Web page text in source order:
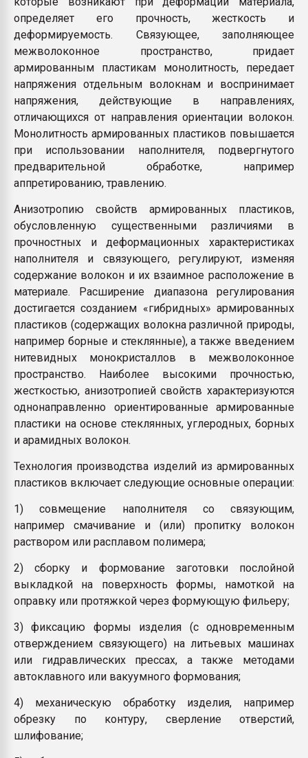
определяет его прочность, жесткость и
деформируемость. Связующее, заполняющее
межволоконное пространство, придает
армированным пластикам монолитность, передает
напряжения отдельным волокнам и воспринимает
напряжения, действующие в направлениях,
отличающихся от направления ориентации волокон.
Монолитность армированных пластиков повышается
при использовании наполнителя, подвергнутого
предварительной обработке, например
аппретированию, травлению.
Анизотропию свойств армированных пластиков,
обусловленную существенными различиями в
прочностных и деформационных характеристиках
наполнителя и связующего, регулируют, изменяя
содержание волокон и их взаимное расположение в
материале. Расширение диапазона регулирования
достигается созданием «гибридных» армированных
пластиков (содержащих волокна различной природы,
например борные и стеклянные), а также введением
нитевидных монокристаллов в межволоконное
пространство. Наиболее высокими прочностью,
жесткостью, анизотропией свойств характеризуются
однонаправленно ориентированные армированные
пластики на основе стеклянных, углеродных, борных
и арамидных волокон.
Технология производства изделий из армированных
пластиков включает следующие основные операции:
1) совмещение наполнителя со связующим,
например смачивание и (или) пропитку волокон
раствором или расплавом полимера;
2) сборку и формование заготовки послойной
выкладкой на поверхность формы, намоткой на
оправку или протяжкой через формующую фильеру;
3) фиксацию формы изделия (с одновременным
отверждением связующего) на литьевых машинах
или гидравлических прессах, а также методами
автоклавного или вакуумного формования;
4) механическую обработку изделия, например
обрезку по контуру, сверление отверстий,
шлифование;